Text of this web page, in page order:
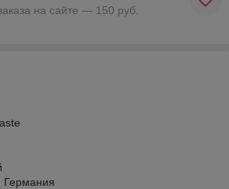
на сайте — 150 руб.
Германия